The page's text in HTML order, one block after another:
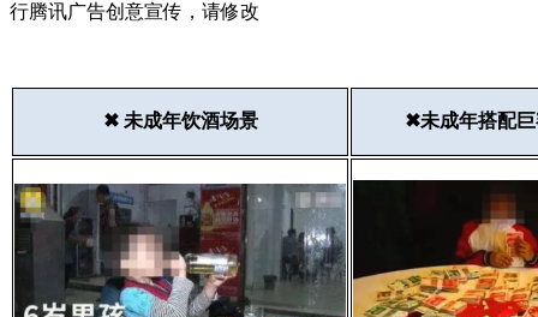
行腾讯广告创意宣传，请修改
✖ 未成年饮酒场景 ✖未成年搭配